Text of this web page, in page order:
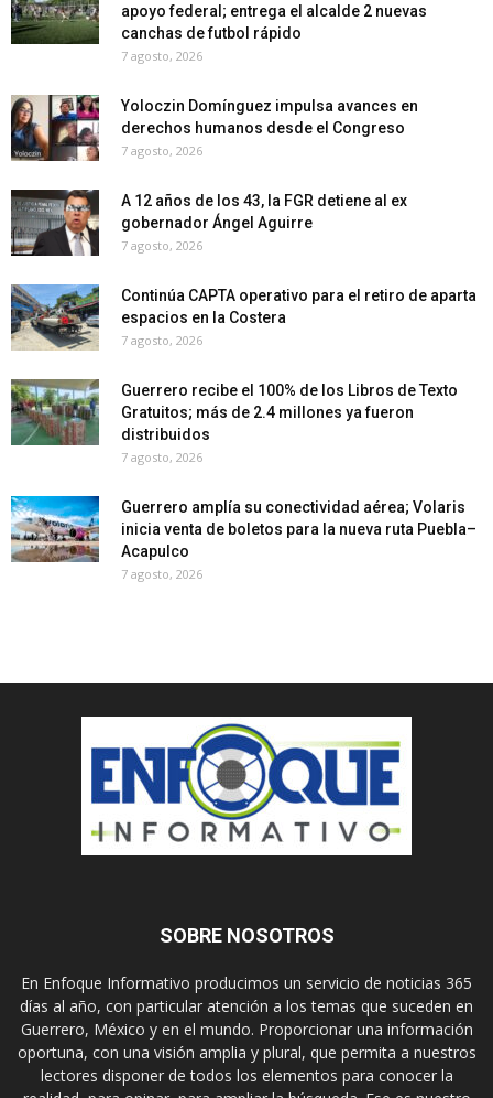
apoyo federal; entrega el alcalde 2 nuevas
canchas de futbol rápido
7 agosto, 2026
Yoloczin Domínguez impulsa avances en
derechos humanos desde el Congreso
7 agosto, 2026
A 12 años de los 43, la FGR detiene al ex
gobernador Ángel Aguirre
7 agosto, 2026
Continúa CAPTA operativo para el retiro de aparta
espacios en la Costera
7 agosto, 2026
Guerrero recibe el 100% de los Libros de Texto
Gratuitos; más de 2.4 millones ya fueron
distribuidos
7 agosto, 2026
Guerrero amplía su conectividad aérea; Volaris
inicia venta de boletos para la nueva ruta Puebla–
Acapulco
7 agosto, 2026
SOBRE NOSOTROS
En Enfoque Informativo producimos un servicio de noticias 365
días al año, con particular atención a los temas que suceden en
Guerrero, México y en el mundo. Proporcionar una información
oportuna, con una visión amplia y plural, que permita a nuestros
lectores disponer de todos los elementos para conocer la